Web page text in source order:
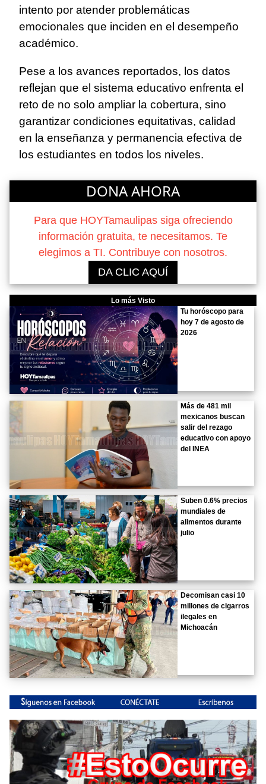
intento por atender problemáticas
emocionales que inciden en el desempeño
académico.
Pese a los avances reportados, los datos
reflejan que el sistema educativo enfrenta el
reto de no solo ampliar la cobertura, sino
garantizar condiciones equitativas, calidad
en la enseñanza y permanencia efectiva de
los estudiantes en todos los niveles.
DONA AHORA
Para que HOYTamaulipas siga ofreciendo
información gratuita, te necesitamos. Te
elegimos a TI. Contribuye con nosotros.
DA CLIC AQUÍ
Lo más Visto
Tu horóscopo para
hoy 7 de agosto de
2026
Más de 481 mil
mexicanos buscan
salir del rezago
educativo con apoyo
del INEA
Suben 0.6% precios
mundiales de
alimentos durante
julio
Decomisan casi 10
millones de cigarros
ilegales en
Michoacán